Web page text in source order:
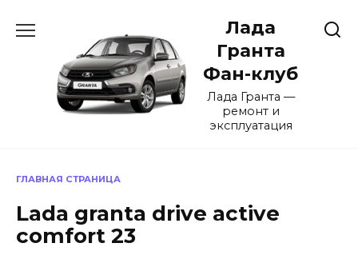
содержанию
Лада
Гранта
Фан-клуб
Лада Гранта —
ремонт и
эксплуатация
ГЛАВНАЯ СТРАНИЦА
Lada granta drive active
comfort 23